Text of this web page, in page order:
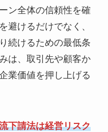
ン全体の信頼性を確
避けるだけでなく、
続けるための最低条
は、取引先や顧客か
業価値を押し上げる
下請法は経営リスク